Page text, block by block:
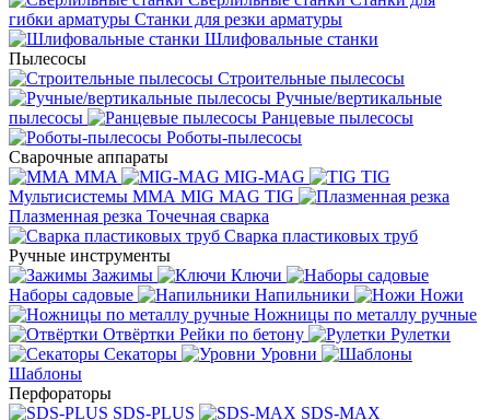
гибки арматуры Станки для резки арматуры
Шлифовальные станки
Пылесосы
Строительные пылесосы
Ручные/вертикальные
пылесосы
Ранцевые пылесосы
Роботы-пылесосы
Сварочные аппараты
MMA
MIG-MAG
TIG
Мультисистемы ММА MIG MAG TIG
Плазменная резка Точечная сварка
Cварка пластиковых труб
Ручные инструменты
Зажимы
Ключи
Наборы садовые
Напильники
Ножи
Ножницы по металлу ручные
Отвёртки Рейки по бетону
Рулетки
Секаторы
Уровни
Шаблоны
Перфораторы
SDS-PLUS
SDS-MAX